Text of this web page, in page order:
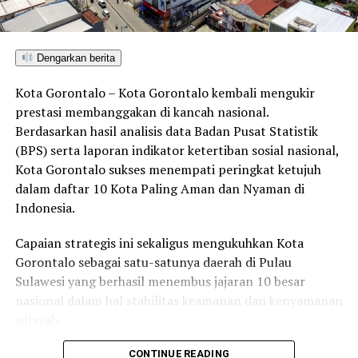
berpartisipasi memeriahkan CFD dengan membuka stan
masyarakat.
Selain itu, mantan Kepala Dinas Lingkungan Hidup itu
mengimbau seluruh peserta CFD agar menjaga
kebersihan lingkungan selama kegiatan berlangsung.
“Selama berada di lokasi CFD, kiranya semua pihak dapat
mengurangi pembuangan sampah sembarangan dengan
memanfaatkan tempat sampah yang kami siapkan di
RELATED TOPICS:
ASN POHUWATO
BUNDARAN BURUNG MALEO
CAR FREE DAY
RUANG PUBLIK HIJAU
Dengarkan berita
Kota Gorontalo – Kota Gorontalo kembali mengukir
prestasi membanggakan di kancah nasional.
Berdasarkan hasil analisis data Badan Pusat Statistik
(BPS) serta laporan indikator ketertiban sosial nasional,
Kota Gorontalo sukses menempati peringkat ketujuh
dalam daftar 10 Kota Paling Aman dan Nyaman di
Indonesia.
Capaian strategis ini sekaligus mengukuhkan Kota
Gorontalo sebagai satu-satunya daerah di Pulau
Sulawesi yang berhasil menembus jajaran 10 besar
nasional dalam hal stabilitas keamanan dan kenyamanan
CONTINUE READING